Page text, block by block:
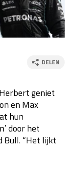
za 13:00 - 15:00
za 23:00 - 00:00
zo 21:00 - 23:00
za 19:00 - 20:00
zo 18:00 - 20:00
DELEN
geniet
en Max
hun
door het
Bull. “Het lijkt